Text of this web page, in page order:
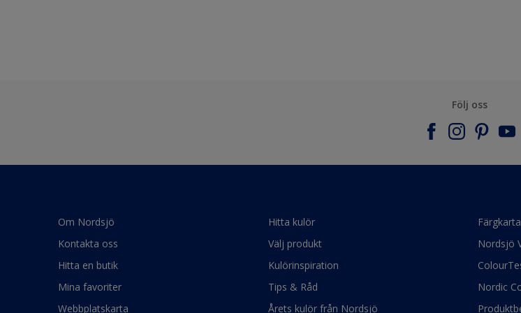
Följ oss
Om Nordsjö
Kontakta oss
Hitta en butik
Mina favoriter
Webbplatskarta
Hitta kulör
Välj produkt
Kulörinspiration
Tips & Råd
Årets kulör från Nordsjö
Färgkarta
Nordsjö
Nordic